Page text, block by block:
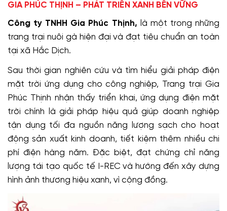
GIA PHÚC THỊNH – PHÁT TRIỂN XANH BỀN VỮNG
Công ty TNHH Gia Phúc Thịnh, là một trong những
trang trại nuôi gà hiện đại và đạt tiêu chuẩn an toàn
tại xã Hắc Dịch.
Sau thời gian nghiên cứu và tìm hiểu giải pháp điện
mặt trời ứng dụng cho công nghiệp, Trang trại Gia
Phúc Thịnh nhận thấy triển khai, ứng dụng điện mặt
trời chính là giải pháp hiệu quả giúp doanh nghiệp
tận dụng tối đa nguồn năng lượng sạch cho hoạt
động sản xuất kinh doanh, tiết kiệm thêm nhiều chi
phí điện hàng năm. Đặc biệt, đạt chứng chỉ năng
lượng tái tạo quốc tế I-REC và hướng đến xây dựng
hình ảnh thương hiệu xanh, vì cộng đồng.